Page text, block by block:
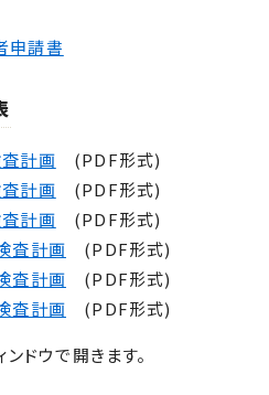
申請書
計画 (PDF形式)
計画 (PDF形式)
計画 (PDF形式)
査計画 (PDF形式)
査計画 (PDF形式)
査計画 (PDF形式)
ドウで開きます。